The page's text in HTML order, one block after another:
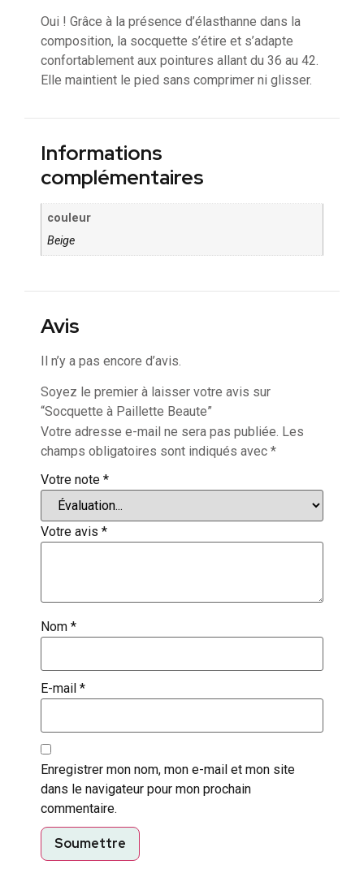
Oui ! Grâce à la présence d’élasthanne dans la
composition, la socquette s’étire et s’adapte
confortablement aux pointures allant du 36 au 42.
Elle maintient le pied sans comprimer ni glisser.
Informations
complémentaires
couleur
Beige
Avis
Il n’y a pas encore d’avis.
Soyez le premier à laisser votre avis sur
“Socquette à Paillette Beaute”
Votre adresse e-mail ne sera pas publiée. Les
champs obligatoires sont indiqués avec *
Votre note *
Votre avis *
Nom *
E-mail *
Enregistrer mon nom, mon e-mail et mon site
dans le navigateur pour mon prochain
commentaire.